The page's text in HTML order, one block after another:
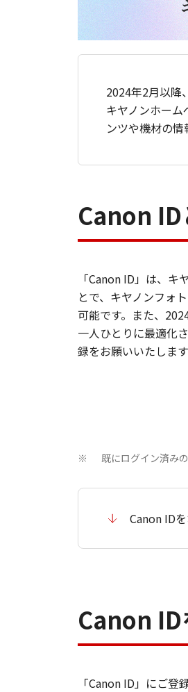
2024年2月以降
キヤノンホー
ンツや機材の情
Canon ID
「Canon ID」は、
とで、キヤノンフォ
可能です。また、
一人ひとりに最適化
録をお願いいたしま
※ 既にログイン済み
Canon ID
Canon ID
「Canon ID」にご